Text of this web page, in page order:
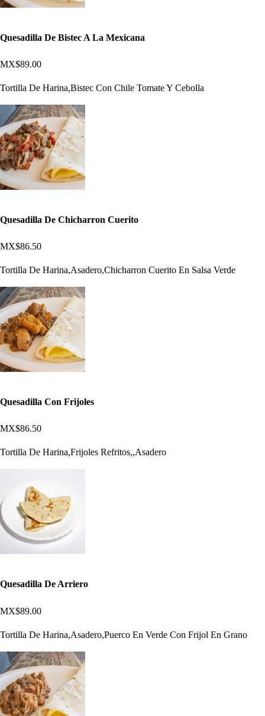
Quesadilla De Bistec A La Mexicana
MX$89.00
Tortilla De Harina,Bistec Con Chile Tomate Y Cebolla
Quesadilla De Chicharron Cuerito
MX$86.50
Tortilla De Harina,Asadero,Chicharron Cuerito En Salsa Verde
Quesadilla Con Frijoles
MX$86.50
Tortilla De Harina,Frijoles Refritos,,Asadero
Quesadilla De Arriero
MX$89.00
Tortilla De Harina,Asadero,Puerco En Verde Con Frijol En Grano